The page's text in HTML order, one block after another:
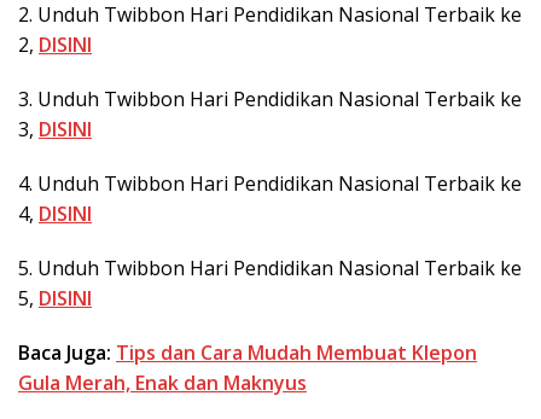
2. Unduh Twibbon Hari Pendidikan Nasional Terbaik ke
2, DISINI
3. Unduh Twibbon Hari Pendidikan Nasional Terbaik ke
3, DISINI
4. Unduh Twibbon Hari Pendidikan Nasional Terbaik ke
4, DISINI
5. Unduh Twibbon Hari Pendidikan Nasional Terbaik ke
5, DISINI
Baca Juga: Tips dan Cara Mudah Membuat Klepon
Gula Merah, Enak dan Maknyus